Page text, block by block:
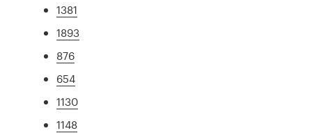
1381
1893
876
654
1130
1148